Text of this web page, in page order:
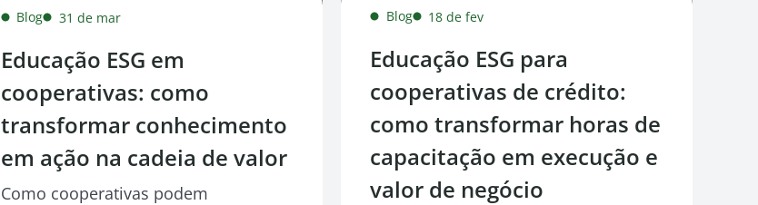
Blog 31 de mar
Educação ESG em
cooperativas: como
transformar conhecimento
em ação na cadeia de valor
Como cooperativas podem
Blog 18 de fev
Educação ESG para
cooperativas de crédito:
como transformar horas de
capacitação em execução e
valor de negócio